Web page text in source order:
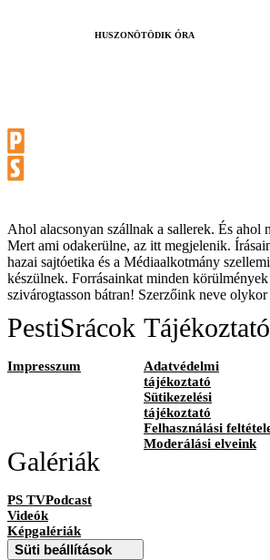
HUSZONÖTÖDIK ÓRA
Ahol alacsonyan szállnak a sallerek. És ahol
Mert ami odakerülne, az itt megjelenik.
hazai sajtóetika és a Médiaalkotmány
készülnek. Forrásainkat minden
szivárogtasson bátran! Szerzőink neve
PestiSrácok
Impresszum
Adatvédelmi
tájékoztató
Sütikezelési
tájékoztató
Felhasználási
Moderálási elveink
Galériák
PS TVPodcast
Videók
Képgalériák
Süti beállítások